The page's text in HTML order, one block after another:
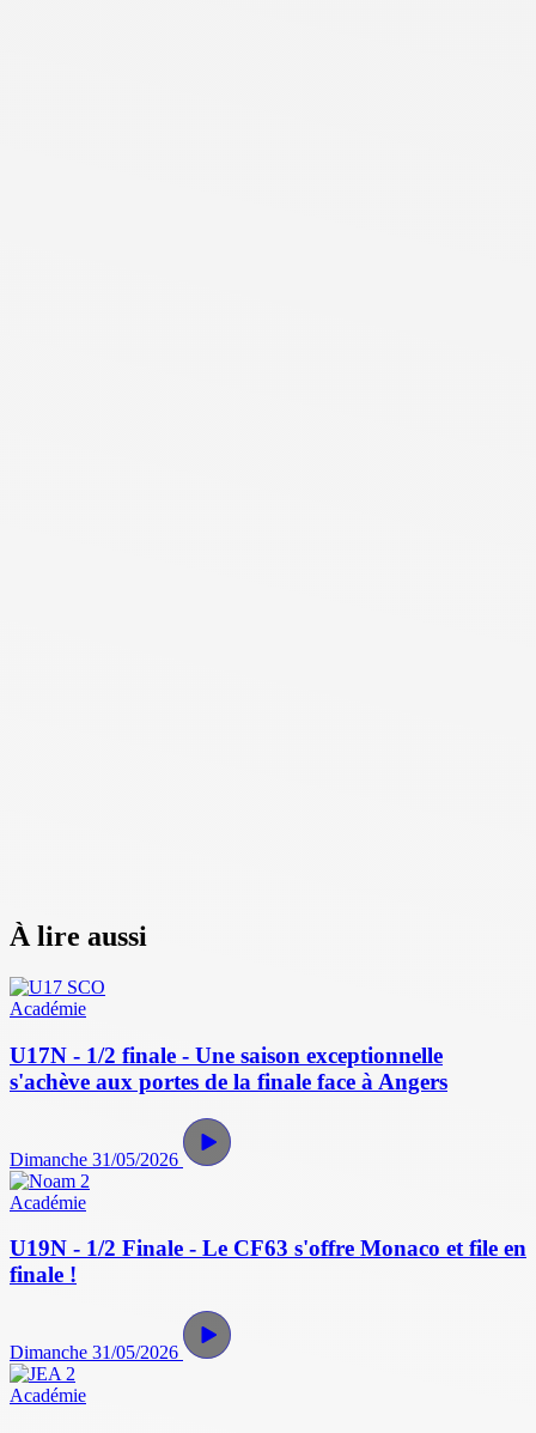
À lire aussi
Académie
U17N - 1/2 finale - Une saison exceptionnelle
s'achève aux portes de la finale face à Angers
Dimanche 31/05/2026
Académie
U19N - 1/2 Finale - Le CF63 s'offre Monaco et file en
finale !
Dimanche 31/05/2026
Académie